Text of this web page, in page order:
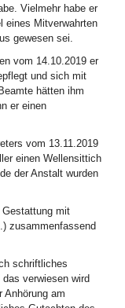
Vielmehr habe er
eines Mitverwahrten
gewesen sei.
vom 14.10.2019 er
und sich mit
hätten ihm
er einen
vom 13.11.2019
einen Wellensittich
der Anstalt wurden
Gestattung mit
zusammenfassend
schriftliches
verwiesen wird
Anhörung am